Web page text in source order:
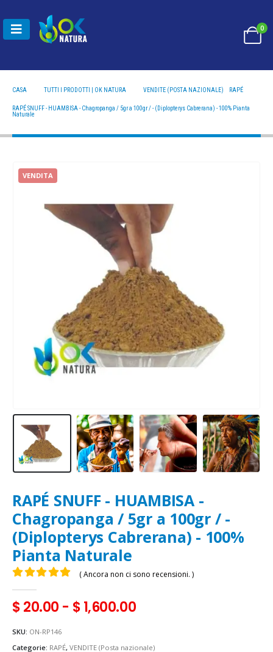
0
CASA TUTTI I PRODOTTI | OK NATURA VENDITE (POSTA NAZIONALE)
RAPÉ
RAPÉ SNUFF - HUAMBISA - CHAGROPANGA / 5GR A 100GR / - (DIPLOPTERYS CABRERANA) -
RAPÉ SNUFF - HUAMBISA - Chagropanga / 5gr a 100gr / - (Diplopterys Cabrerana) - 100% Pianta
Naturale
VENDITA
RAPÉ SNUFF - HUAMBISA -
Chagropanga / 5gr a 100gr / -
(Diplopterys Cabrerana) - 100%
Pianta Naturale
( Ancora non ci sono recensioni. )
$20.00 - $1,600.00
SKU: ON-RP146
Categorie: RAPÉ, VENDITE (Posta nazionale)